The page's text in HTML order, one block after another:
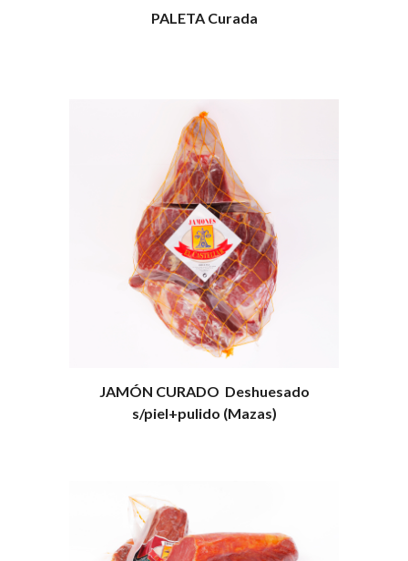
PALETA Curada
JAMÓN CURADO Deshuesado
s/piel+pulido (Mazas)